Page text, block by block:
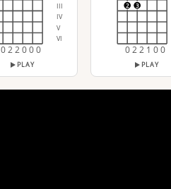
III
IV
V
VI
0 2 2 0 0 0
PLAY
2 3
0 2 2 1 0 0
PLAY